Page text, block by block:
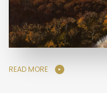
READ MORE